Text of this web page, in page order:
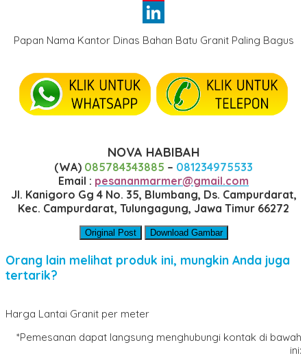
Pinterest
LinkedIn
Papan Nama Kantor Dinas Bahan Batu Granit Paling Bagus
NOVA HABIBAH
(WA) 085784343885 – 081234975533
Email : pesananmarmer@gmail.com
Jl. Kanigoro Gg 4 No. 35, Blumbang, Ds. Campurdarat,
Kec. Campurdarat, Tulungagung, Jawa Timur 66272
Original Post Download Gambar
Orang lain melihat produk ini, mungkin Anda juga
tertarik?
Harga Lantai Granit per meter
*Pemesanan dapat langsung menghubungi kontak di bawah
ini: